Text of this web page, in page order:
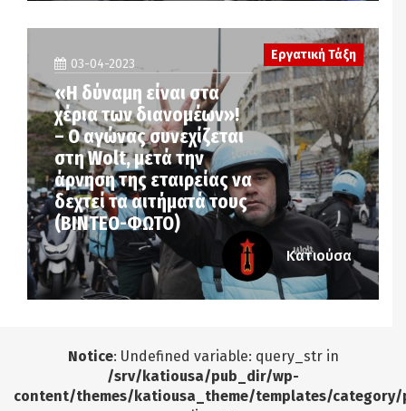
03-04-2023
«Η δύναμη είναι στα
χέρια των διανομέων»!
– Ο αγώνας συνεχίζεται
στη Wolt, μετά την
άρνηση της εταιρείας να
δεχτεί τα αιτήματά τους
(ΒΙΝΤΕΟ-ΦΩΤΟ)
Εργατική Τάξη
Κατιούσα
Notice: Undefined variable: query_str in
/srv/katiousa/pub_dir/wp-
content/themes/katiousa_theme/templates/